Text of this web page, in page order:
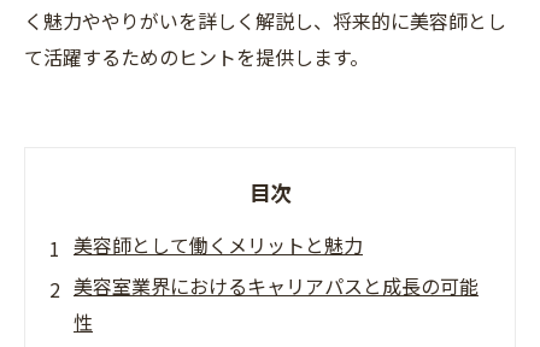
く魅力ややりがいを詳しく解説し、将来的に美容師とし
て活躍するためのヒントを提供します。
目次
美容師として働くメリットと魅力
美容室業界におけるキャリアパスと成長の可能
性